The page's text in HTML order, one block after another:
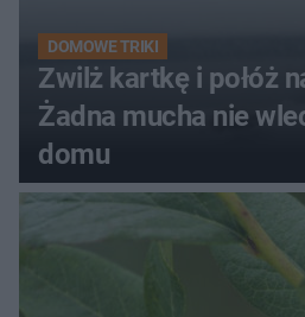
DOMOWE TRIKI
Zwilż kartkę i połóż
Żadna mucha nie
domu